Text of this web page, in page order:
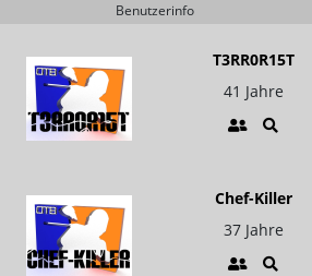
Benutzerinfo
T3RR0R15T
41 Jahre
Chef-Killer
37 Jahre